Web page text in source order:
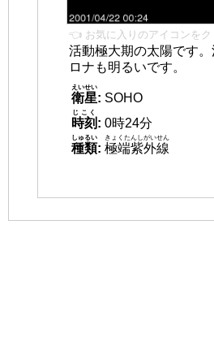
👈 お気に入りのアイコンをク
活動極大期の太陽です
ロナも明るいです。
衛星
えいせい
: SOHO
時刻
じこく
: 0時24分
種類
しゅるい
: 極端紫外線
きょくたんしがいせん